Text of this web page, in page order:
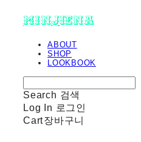
minjiena
ABOUT
SHOP
LOOKBOOK
Search 검색
Log In 로그인
Cart장바구니